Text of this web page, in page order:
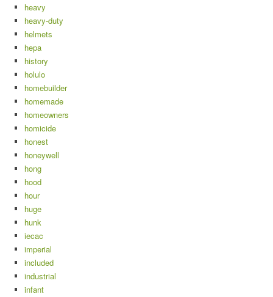
heavy
heavy-duty
helmets
hepa
history
holulo
homebuilder
homemade
homeowners
homicide
honest
honeywell
hong
hood
hour
huge
hunk
iecac
imperial
included
industrial
infant